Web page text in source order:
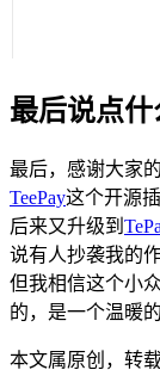
最后说点什
最后，感谢大家
TeePay这个开源
后来又升级到
说有人抄袭我的
但我相信这个小
的，是一个温暖的
本文属原创，转